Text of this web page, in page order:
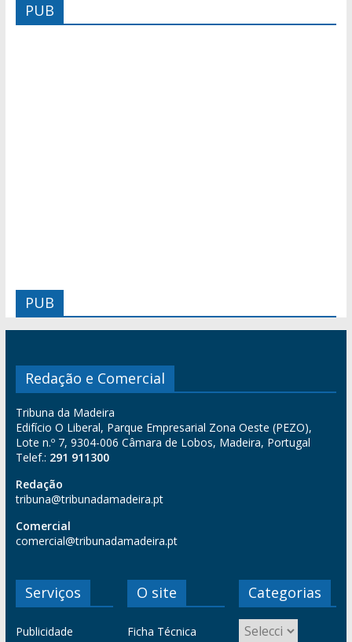
PUB
PUB
Redação e Comercial
Tribuna da Madeira
Edifício O Liberal, Parque Empresarial Zona Oeste (PEZO),
Lote n.º 7, 9304-006 Câmara de Lobos, Madeira, Portugal
Telef.: 291 911300
Redação
tribuna@tribunadamadeira.pt
Comercial
comercial@tribunadamadeira.pt
Serviços
Publicidade
O site
Ficha Técnica
Categorias